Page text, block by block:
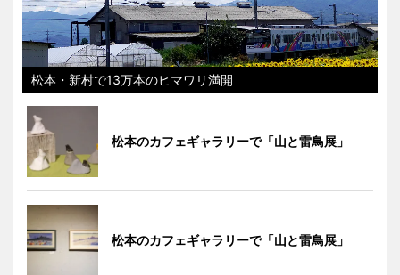
松本・新村で13万本のヒマワリ満開
松本のカフェギャラリーで「山と雷鳥展」
松本のカフェギャラリーで「山と雷鳥展」